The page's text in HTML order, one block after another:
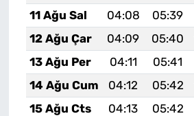
11 Ağu Sal
04:08 05:39
12 Ağu Çar
04:09 05:40
13 Ağu Per
04:11 05:41
14 Ağu Cum
04:12 05:42
15 Ağu Cts
04:13 05:42